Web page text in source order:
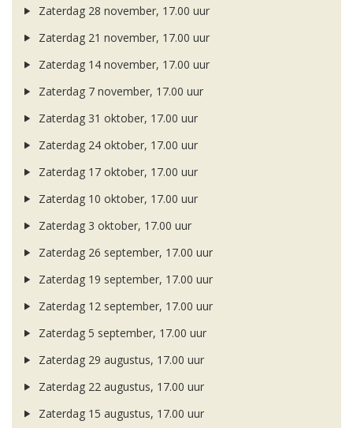
Zaterdag 28 november, 17.00 uur
Zaterdag 21 november, 17.00 uur
Zaterdag 14 november, 17.00 uur
Zaterdag 7 november, 17.00 uur
Zaterdag 31 oktober, 17.00 uur
Zaterdag 24 oktober, 17.00 uur
Zaterdag 17 oktober, 17.00 uur
Zaterdag 10 oktober, 17.00 uur
Zaterdag 3 oktober, 17.00 uur
Zaterdag 26 september, 17.00 uur
Zaterdag 19 september, 17.00 uur
Zaterdag 12 september, 17.00 uur
Zaterdag 5 september, 17.00 uur
Zaterdag 29 augustus, 17.00 uur
Zaterdag 22 augustus, 17.00 uur
Zaterdag 15 augustus, 17.00 uur